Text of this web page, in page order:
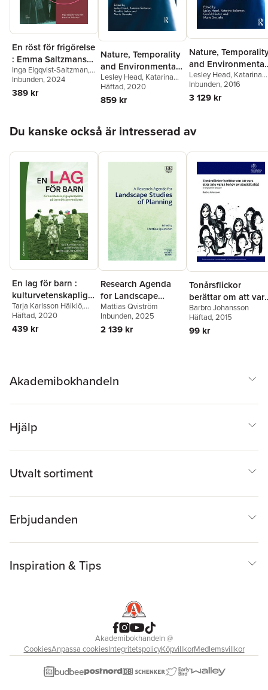
En röst för frigörelse
: Emma Saltzmans
livshistoria
Inga Elgqvist-Saltzman,
Katarina Saltzman
Inbunden, 2024
389 kr
Nature, Temporality
and Environmental
Management
Lesley Head, Katarina
Saltzman,Gunhild
Setten,Marie Stenseke
Häftad, 2020
859 kr
Nature,
and Environmental
Management
Lesley Head, Katarina
Saltzman,Gunhild
Setten ,Marie Stenseke
Inbunden, 2016
3 129 kr
Du kanske också är intresserad av
En lag för barn :
kulturvetenskapliga
perspektiv på
barnrättskonvention
en
Tarja Karlsson Häikiö,
Maj Asplund Carlsson
Jeanette Sundhall
Johan Alfredsson
Barbro Johansson,Olle
Westling,Ylva Ågren
Häftad, 2020
439 kr
Research Agenda
for Landscape
Studies of Planning
Mattias Qviström
Inbunden, 2025
2 139 kr
Tonårsflickor
berättar om att
eller inte vara i
behov av särskilt
stöd : En
Barbro Johansson
Häftad, 2015
99 kr
Akademibokhandeln
Hjälp
Utvalt sortiment
Erbjudanden
Inspiration & Tips
Akademibokhandeln@
CookiesAnpassa cookiesIntegritetspolicyKöpvillkorMedlemsvillkor